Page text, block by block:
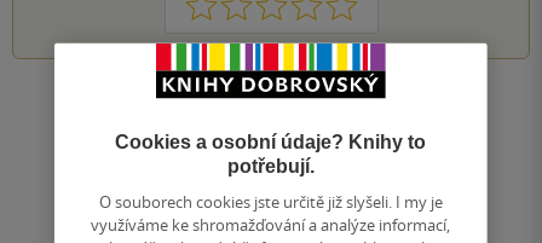
Zobrazit všechna hodnocení
Přidat hodnocení
Cookies a osobní údaje? Knihy to
potřebují.
O souborech cookies jste určitě již slyšeli. I my je
využíváme ke shromažďování a analýze informací,